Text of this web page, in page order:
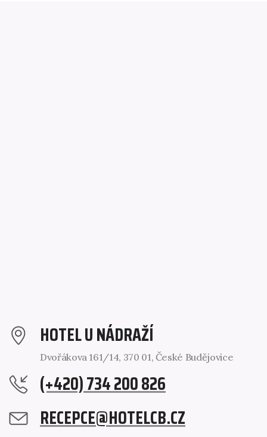
HOTEL U NÁDRAŽÍ
Dvořákova 161/14, 370 01, České Budějovice
(+420) 734 200 826
RECEPCE@HOTELCB.CZ